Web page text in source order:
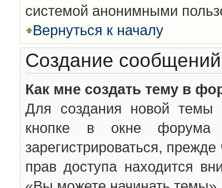
системой анонимными
Вернуться к началу
Создание сообщений
Как мне создать тему в
Для создания новой темы
кнопке в окне
зарегистрироваться,
прав доступа находится